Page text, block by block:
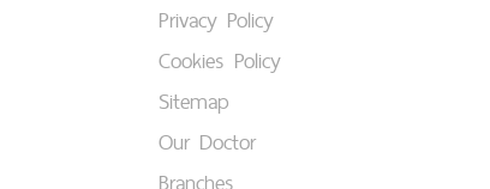
Privacy Policy
Cookies Policy
Sitemap
Our Doctor